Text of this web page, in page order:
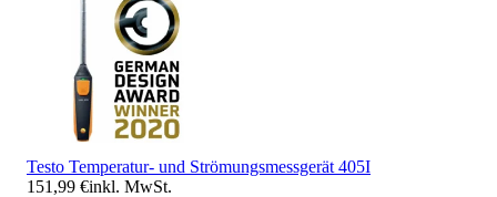
Testo Temperatur- und Strömungsmessgerät 405I
151,99 €inkl. MwSt.